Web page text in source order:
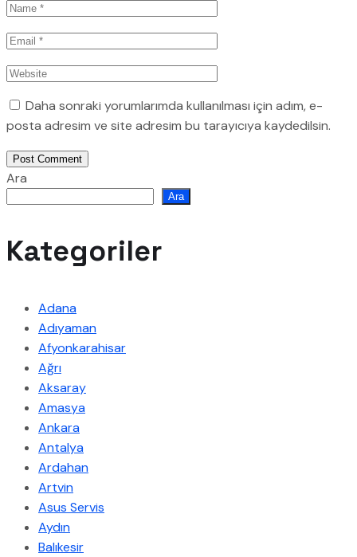
Daha sonraki yorumlarımda kullanılması için adım, e-
posta adresim ve site adresim bu tarayıcıya kaydedilsin.
Post Comment
Ara
Ara
Kategoriler
Adana
Adıyaman
Afyonkarahisar
Ağrı
Aksaray
Amasya
Ankara
Antalya
Ardahan
Artvin
Asus Servis
Aydın
Balıkesir